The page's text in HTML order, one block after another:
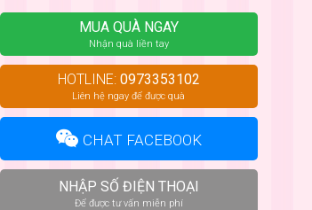
MUA QUÀ NGAY
Nhận quà liền tay
HOTLINE: 0973353102
Liên hệ ngay để được quà
CHAT FACEBOOK
NHẬP SỐ ĐIỆN THOẠI
Để được tư vấn miễn phí